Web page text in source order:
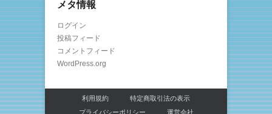
メタ情報
ログイン
投稿フィード
コメントフィード
WordPress.org
利用規約
特定商取引法の表示
プライバシーポリシー
運営会社